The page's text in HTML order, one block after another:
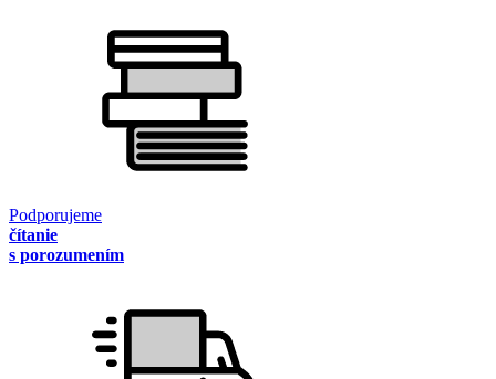
Podporujeme
čítanie
s porozumením